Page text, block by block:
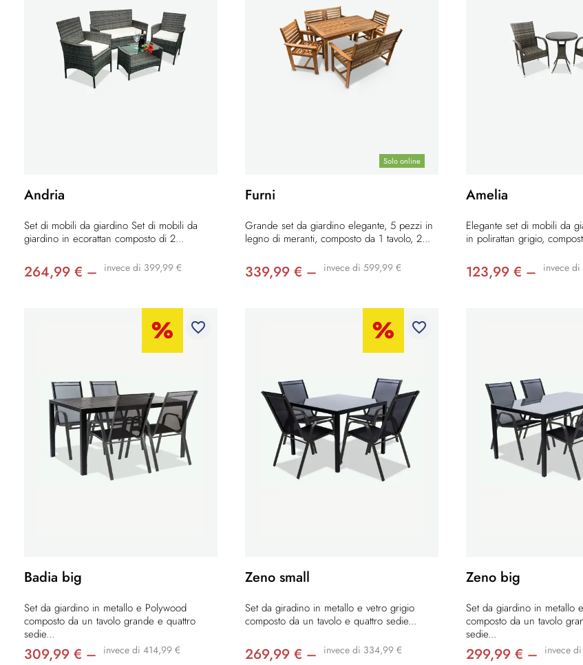
Andria
Set di mobili da giardino Set di mobili da
giardino in ecorattan composto di 2...
264,99 € – invece di 399,99 €
Solo online
Furni
Grande set da giardino elegante, 5 pezzi in
legno di meranti, composto da 1 tavolo, 2...
339,99 € – invece di 599,99 €
Amelia
Elegante set di mobili da
in polirattan grigio,
123,99 € – invece
favorite_border
Badia big
Set da giardino in metallo e Polywood
composto da un tavolo grande e quattro
sedie...
309,99 € – invece di 414,99 €
favorite_border
Zeno small
Set da giradino in metallo e vetro grigio
composto da un tavolo e quattro sedie...
269,99 € – invece di 334,99 €
Zeno big
Set da giardino in metallo
composto da un tavolo
sedie...
299,99 € – invece